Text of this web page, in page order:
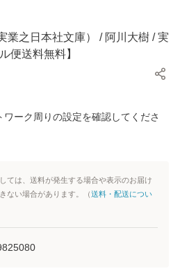
業之日本社文庫） / 阿川大樹 / 実
便送料無料】
ーク周りの設定を確認してくださ
ては、送料が発生する場合や表示のお届け
ない場合があります。（送料・配送につい